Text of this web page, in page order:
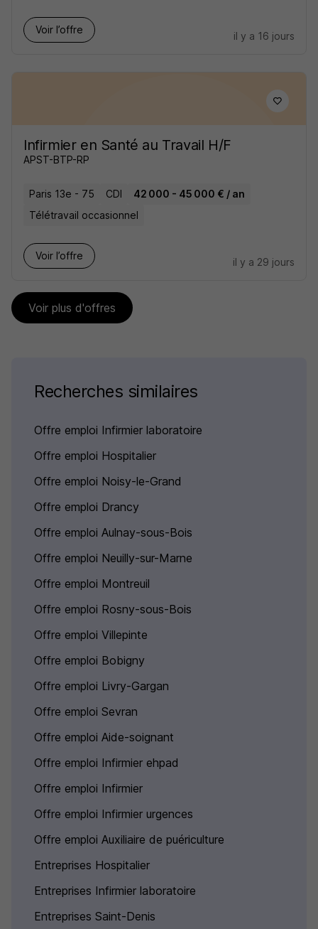
Voir l’offre
il y a 16 jours
Infirmier en Santé au Travail H/F
APST-BTP-RP
Paris 13e - 75 CDI
42 000 - 45 000 € / an
Télétravail occasionnel
Voir l’offre
il y a 29 jours
Voir plus d'offres
Recherches similaires
Offre emploi Infirmier laboratoire
Offre emploi Hospitalier
Offre emploi Noisy-le-Grand
Offre emploi Drancy
Offre emploi Aulnay-sous-Bois
Offre emploi Neuilly-sur-Marne
Offre emploi Montreuil
Offre emploi Rosny-sous-Bois
Offre emploi Villepinte
Offre emploi Bobigny
Offre emploi Livry-Gargan
Offre emploi Sevran
Offre emploi Aide-soignant
Offre emploi Infirmier ehpad
Offre emploi Infirmier
Offre emploi Infirmier urgences
Offre emploi Auxiliaire de puériculture
Entreprises Hospitalier
Entreprises Infirmier laboratoire
Entreprises Saint-Denis